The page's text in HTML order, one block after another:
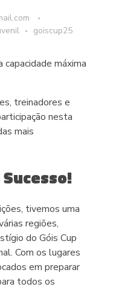
goiscup25
capacidade máxima
treinadores e
nesta
mais
tivemos uma
regiões,
do Góis Cup
Com os lugares
em preparar
todos os